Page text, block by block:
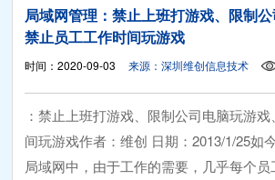
局域网管理：禁止上班打游戏、限制公
禁止员工工作时间玩游戏
时间：2020-09-03 来源：深圳维创信息技术
：禁止上班打游戏、限制公司电脑玩游
间玩游戏作者：维创 日期：2013/1/25如
局域网中，由于工作的需要，几乎每个